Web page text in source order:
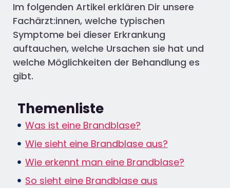
Im folgenden Artikel erklären Dir unsere
Fachärzt:innen, welche typischen
Symptome bei dieser Erkrankung
auftauchen, welche Ursachen sie hat und
welche Möglichkeiten der Behandlung es
gibt.
Themenliste
Was ist eine Brandblase?
Wie sieht eine Brandblase aus?
Wie erkennt man eine Brandblase?
So sieht eine Brandblase aus